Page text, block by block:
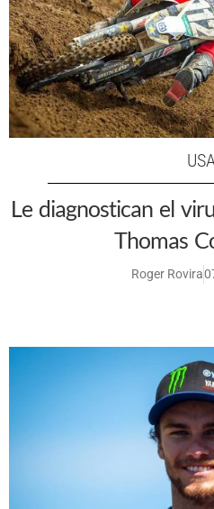
USA
Le diagnostican el
Thomas
Roger Rovira